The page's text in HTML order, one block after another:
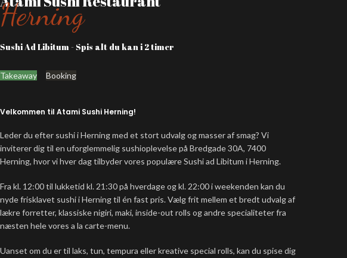
Herning
Sushi Ad Libitum - Spis alt du kan i 2 timer
Takeaway Booking
Velkommen til Atami Sushi Herning!
Leder du efter sushi i Herning med et stort udvalg og masser af smag? Vi
inviterer dig til en uforglemmelig sushioplevelse på Bredgade 30A, 7400
Herning, hvor vi hver dag tilbyder vores populære Sushi ad Libitum i Herning.
Fra kl. 12:00 til lukketid kl. 21:30 på hverdage og kl. 22:00 i weekenden kan du
nyde frisklavet sushi i Herning til én fast pris. Vælg frit mellem et bredt udvalg af
lækre forretter, klassiske nigiri, maki, inside-out rolls og andre specialiteter fra
næsten hele vores a la carte-menu.
Uanset om du er til laks, tun, tempura eller kreative special rolls, kan du spise dig